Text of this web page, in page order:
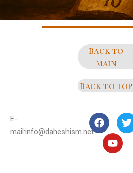
Back to
Main
Back to top
E-
mail:info@daheshism.net